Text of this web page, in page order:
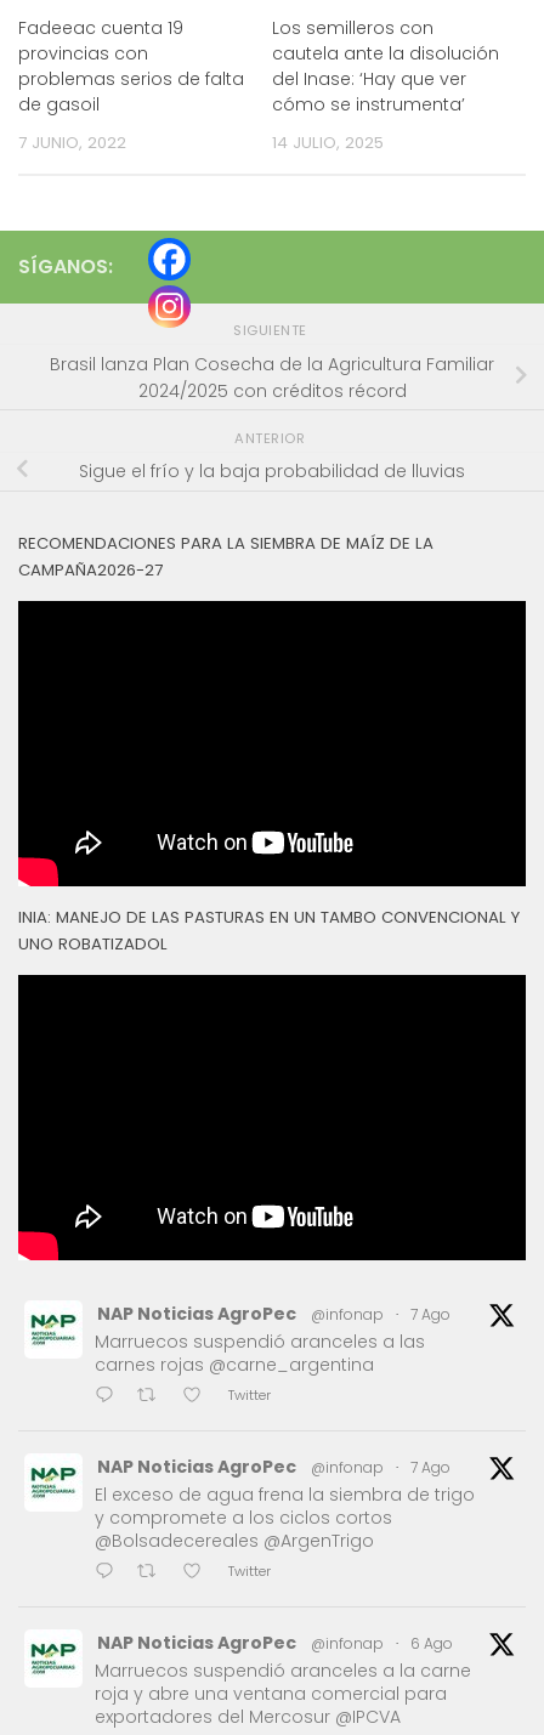
Fadeeac cuenta 19
provincias con
problemas serios de falta
de gasoil
7 JUNIO, 2022
Los semilleros con
cautela ante la disolución
del Inase: ‘Hay que ver
cómo se instrumenta’
14 JULIO, 2025
SÍGANOS:
SIGUIENTE
Brasil lanza Plan Cosecha de la Agricultura Familiar
2024/2025 con créditos récord
ANTERIOR
Sigue el frío y la baja probabilidad de lluvias
RECOMENDACIONES PARA LA SIEMBRA DE MAÍZ DE LA
CAMPAÑA2026-27
INIA: MANEJO DE LAS PASTURAS EN UN TAMBO CONVENCIONAL Y
UNO ROBATIZADOL
NAP Noticias AgroPec @infonap · 7 Ago
Marruecos suspendió aranceles a las
carnes rojas @carne_argentina
Twitter
NAP Noticias AgroPec @infonap · 7 Ago
El exceso de agua frena la siembra de trigo
y compromete a los ciclos cortos
@Bolsadecereales @ArgenTrigo
Twitter
NAP Noticias AgroPec @infonap · 6 Ago
Marruecos suspendió aranceles a la carne
roja y abre una ventana comercial para
exportadores del Mercosur @IPCVA